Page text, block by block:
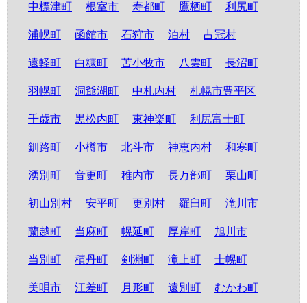
中標津町 根室市 寿都町 鷹栖町 利尻町
浦幌町 函館市 石狩市 泊村 占冠村
遠軽町 白糠町 苫小牧市 八雲町 長沼町
羽幌町 洞爺湖町 中札内村 札幌市豊平区
千歳市 黒松内町 東神楽町 利尻富士町
釧路町 小樽市 北斗市 神恵内村 和寒町
湧別町 音更町 稚内市 長万部町 栗山町
初山別村 安平町 更別村 羅臼町 滝川市
蘭越町 当麻町 幌延町 厚岸町 旭川市
当別町 積丹町 剣淵町 滝上町 士幌町
美唄市 江差町 月形町 遠別町 むかわ町